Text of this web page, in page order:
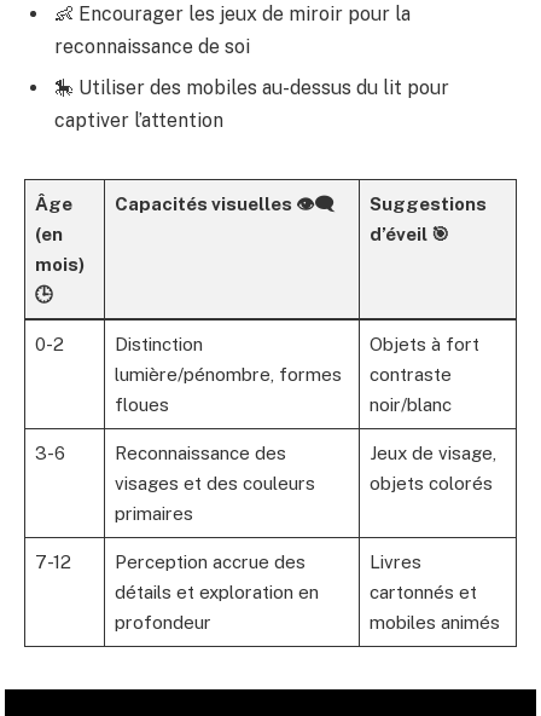
👶 Encourager les jeux de miroir pour la
reconnaissance de soi
🎠 Utiliser des mobiles au-dessus du lit pour
captiver l’attention
Âge
(en
mois)
🕒
Capacités visuelles 👁️‍🗨️
Suggestions
d’éveil 🎯
0-2
Distinction
lumière/pénombre, formes
floues
Objets à fort
contraste
noir/blanc
3-6
Reconnaissance des
visages et des couleurs
primaires
Jeux de visage,
objets colorés
7-12
Perception accrue des
détails et exploration en
profondeur
Livres
cartonnés et
mobiles animés